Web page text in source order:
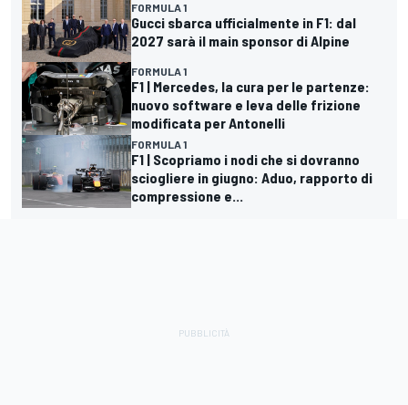
FORMULA 1
Gucci sbarca ufficialmente in F1: dal
2027 sarà il main sponsor di Alpine
FORMULA 1
F1 | Mercedes, la cura per le partenze:
nuovo software e leva delle frizione
modificata per Antonelli
FORMULA 1
F1 | Scopriamo i nodi che si dovranno
sciogliere in giugno: Aduo, rapporto di
compressione e...